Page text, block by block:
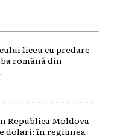
liceu cu predare
română din
Republica Moldova
dolari: în regiunea